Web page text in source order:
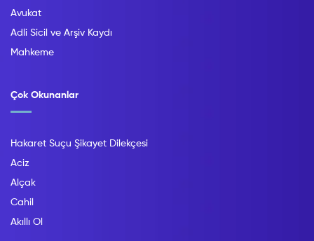
Avukat
Adli Sicil ve Arşiv Kaydı
Mahkeme
Çok Okunanlar
Hakaret Suçu Şikayet Dilekçesi
Aciz
Alçak
Cahil
Akıllı Ol